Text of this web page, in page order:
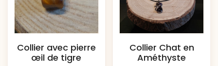
Collier avec pierre
œil de tigre
Collier Chat en
Améthyste